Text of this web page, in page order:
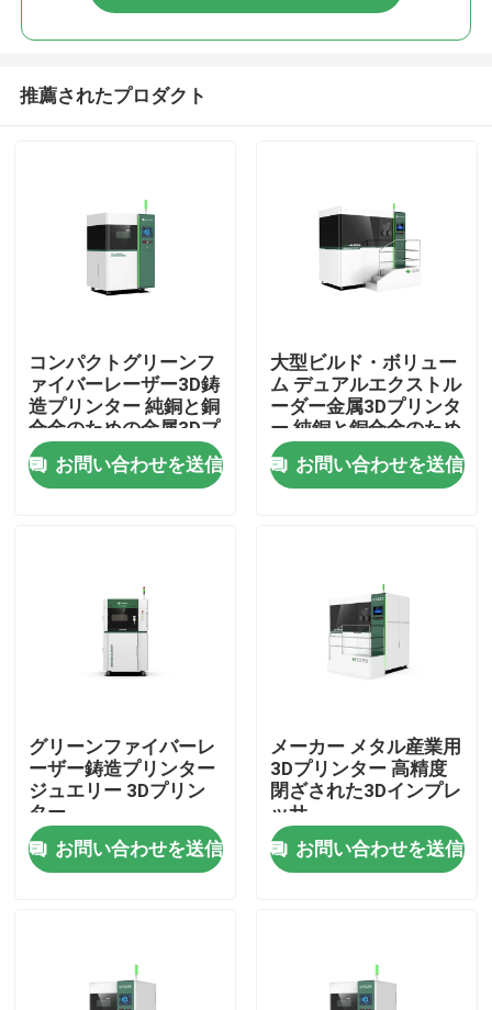
家
製品
私たちに関しては
品質管理
お問い合わせ
グリーンファイバーレーザー
推薦されたプロダクト
コンパクトグリーンフ
ァイバーレーザー3D鋳
造プリンター 純銅と銅
合金のための金属3Dプ
リンター
お問い合わせを送信
大型ビルド・ボリュー
ム デュアルエクストル
ーダー金属3Dプリンタ
ー 純銅と銅合金のため
のグリーンファイバー
レーザー印刷機
お問い合わせを送信
グリーンファイバーレ
ーザー鋳造プリンター
ジュエリー 3Dプリン
ター
お問い合わせを送信
メーカー メタル産業用
3Dプリンター 高精度
閉ざされた3Dインプレ
ッサ
お問い合わせを送信